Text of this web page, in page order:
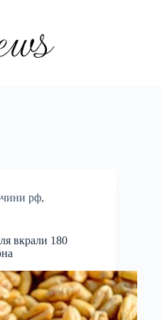
рф,
вкрали 180